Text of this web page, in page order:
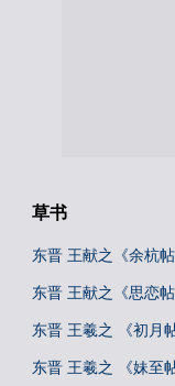
草书
东晋 王献之《余杭帖
东晋 王献之《思恋帖
东晋 王羲之 《初月
东晋 王羲之 《妹至帖